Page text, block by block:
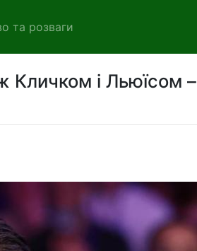
та розваги
Кличком і Льюїсом –